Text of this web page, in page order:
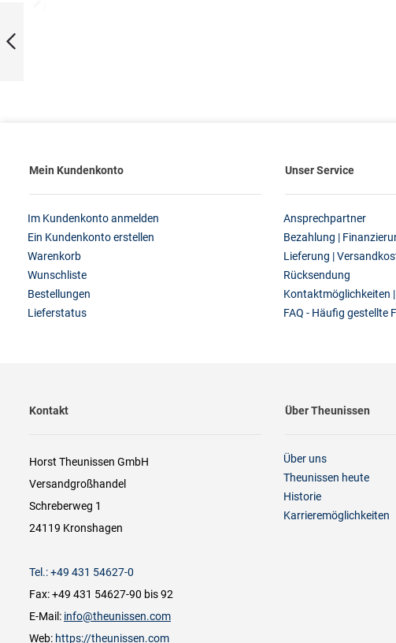
Mein Kundenkonto
Im Kundenkonto anmelden
Ein Kundenkonto erstellen
Warenkorb
Wunschliste
Bestellungen
Lieferstatus
Unser Service
Ansprechpartner
Bezahlung |
Lieferung |
Rücksendung
Kontaktmöglichkeiten
FAQ - Häufig gestellte
Kontakt
Horst Theunissen GmbH
Versandgroßhandel
Schreberweg 1
24119 Kronshagen
Tel.: +49 431 54627-0
Fax: +49 431 54627-90 bis 92
E-Mail: info@theunissen.com
Web: https://theunissen.com
Über Theunissen
Über uns
Theunissen heute
Historie
Karrieremöglichkeiten